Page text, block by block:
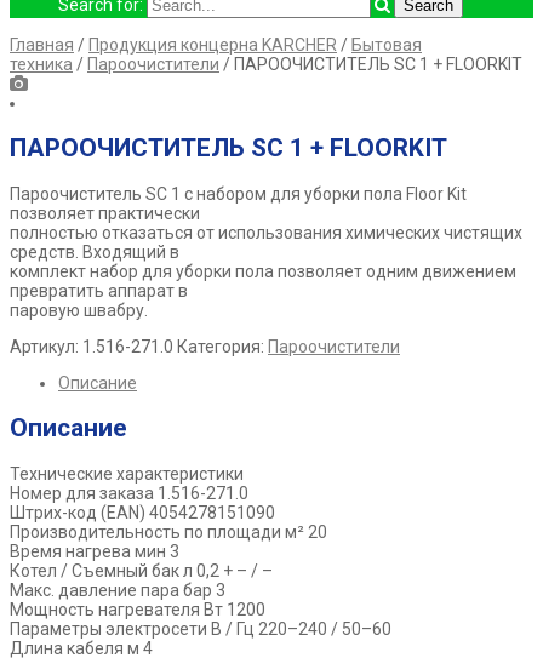
Search for:
Главная / Продукция концерна KARCHER / Бытовая
техника / Пароочистители / ПАРООЧИСТИТЕЛЬ SC 1 + FLOORKIT
ПАРООЧИСТИТЕЛЬ SC 1 + FLOORKIT
Пароочиститель SC 1 с набором для уборки пола Floor Kit
позволяет практически
полностью отказаться от использования химических чистящих
средств. Входящий в
комплект набор для уборки пола позволяет одним движением
превратить аппарат в
паровую швабру.
Артикул: 1.516-271.0 Категория: Пароочистители
Описание
Описание
Технические характеристики
Номер для заказа 1.516-271.0
Штрих-код (EAN) 4054278151090
Производительность по площади м² 20
Время нагрева мин 3
Котел / Съемный бак л 0,2 + – / –
Макс. давление пара бар 3
Мощность нагревателя Вт 1200
Параметры электросети В / Гц 220–240 / 50–60
Длина кабеля м 4